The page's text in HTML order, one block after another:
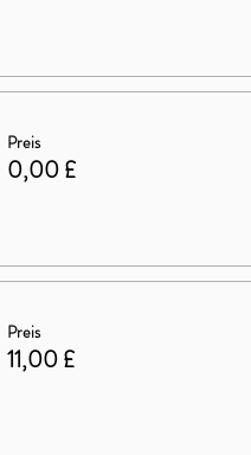
Preis
0,00 £
Preis
11,00 £